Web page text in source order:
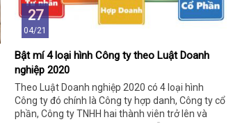
27
04/21
Bật mí 4 loại hình Công ty theo Luật Doanh
nghiệp 2020
Theo Luật Doanh nghiệp 2020 có 4 loại hình
Công ty đó chính là Công ty hợp danh, Công ty cổ
phần, Công ty TNHH hai thành viên trở lên và